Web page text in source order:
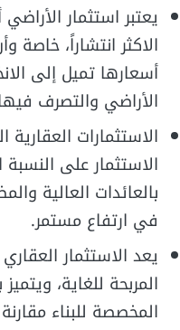
يعتبر استثمار
الاكثر انتشاراً،
أسعارها تميل إلى
الأراضي والتصرف
الاستثمارات
الاستثمار على النسبة
بالعائدات العالية
في ارتفاع مستمر.
يعد الاستثمار
المربحة للغاية،
المخصصة للبناء